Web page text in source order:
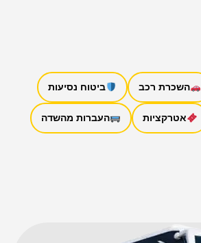
השכרת רכב ביטוח נסיעות
אטרקציות העברות מהשדה